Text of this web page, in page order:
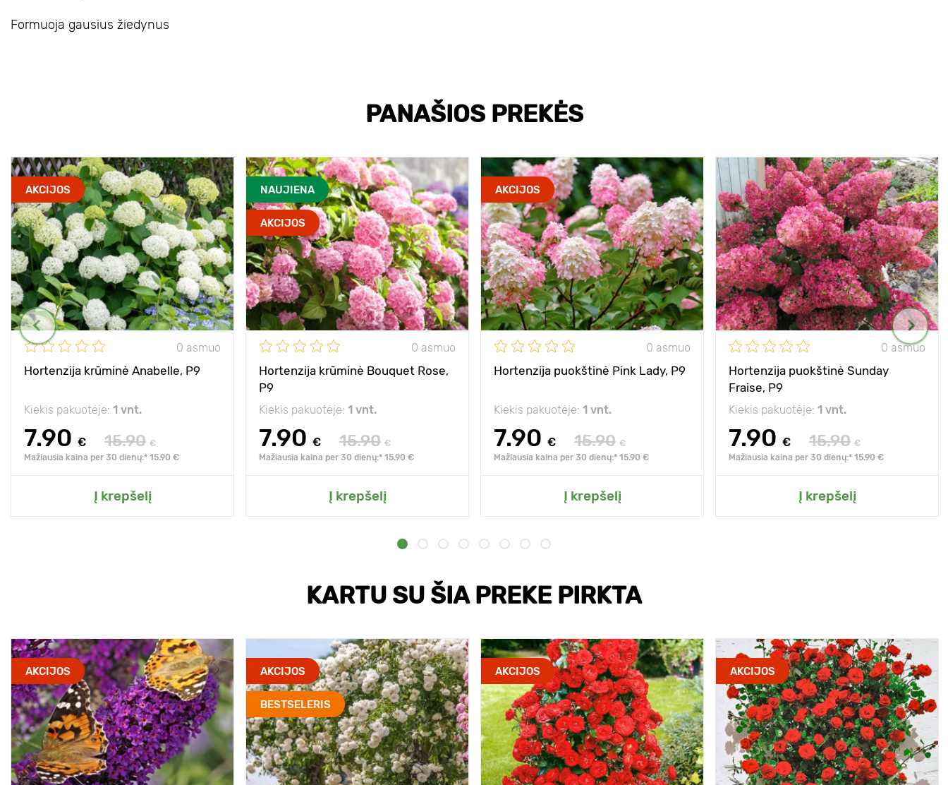
Formuoja gausius žiedynus
PANAŠIOS PREKĖS
AKCIJOS
0 asmuo
Hortenzija krūminė Anabelle, P9
Kiekis pakuotėje: 1 vnt.
7.90 € 15.90 €
Mažiausia kaina per 30 dienų:* 15.90 €
Į krepšelį
NAUJIENA
AKCIJOS
0 asmuo
Hortenzija krūminė Bouquet Rose,
P9
Kiekis pakuotėje: 1 vnt.
7.90 € 15.90 €
Mažiausia kaina per 30 dienų:* 15.90 €
Į krepšelį
AKCIJOS
0 asmuo
Hortenzija puokštinė Pink Lady, P9
Kiekis pakuotėje: 1 vnt.
7.90 € 15.90 €
Mažiausia kaina per 30 dienų:* 15.90 €
Į krepšelį
0 asmuo
Hortenzija puokštinė Sunday
Fraise, P9
Kiekis pakuotėje: 1 vnt.
7.90 € 15.90 €
Mažiausia kaina per 30 dienų:* 15.90 €
Į krepšelį
KARTU SU ŠIA PREKE PIRKTA
AKCIJOS AKCIJOS
BESTSELERIS
AKCIJOS AKCIJOS